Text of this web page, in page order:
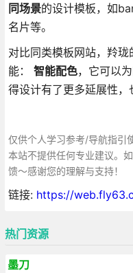
同场景的设计模板，如
名片等。
对比同类模板网站，羚
能： 智能配色，它可以
得设计有了更多延展性，
仅供个人学习参考/导航指引
本站不提供任何专业建议。
馈～感谢您的理解与支持！
链接: https://
热门资源
墨刀